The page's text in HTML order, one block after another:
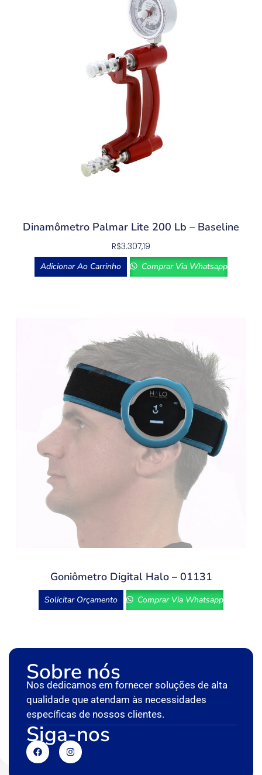
Dinamômetro Palmar Lite 200 Lb – Baseline
R$3.307,19
Adicionar Ao Carrinho Comprar Via Whatsapp
Goniômetro Digital Halo – 01131
Solicitar Orçamento Comprar Via Whatsapp
Sobre nós
Nos dedicamos em fornecer soluções de alta
qualidade que atendam às necessidades
específicas de nossos clientes.
Siga-nos